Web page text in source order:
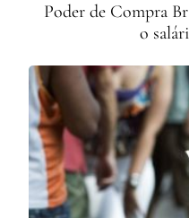
Poder de Compra
o